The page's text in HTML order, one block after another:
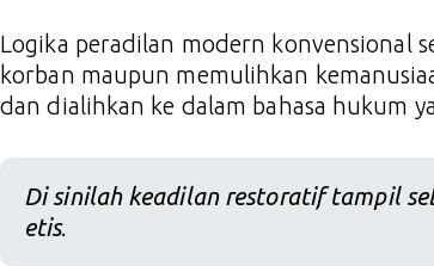
Logika peradilan modern konvensional
korban maupun memulihkan
dan dialihkan ke dalam bahasa hukum
Di sinilah keadilan restoratif tampil
etis.